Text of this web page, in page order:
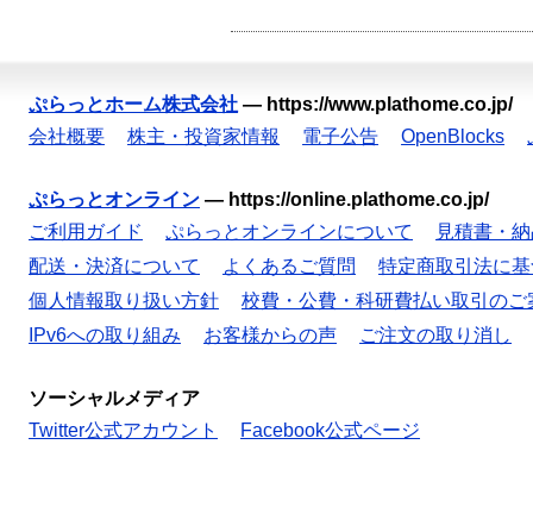
ぷらっとホーム株式会社 — https://www.plathome.co.jp/
会社概要
株主・投資家情報 電子公告 OpenBlocks
ぷらっとオンライン — https://online.plathome.co.jp/
ご利用ガイド
ぷらっとオンラインについて
見積書・
配送・決済について
よくあるご質問
特定商取引法に
個人情報取り扱い方針
校費・公費・科研費払い取引のご
IPv6への取り組み
お客様からの声 ご注文の取り消し
ソーシャルメディア
Twitter公式アカウント
Facebook公式ページ